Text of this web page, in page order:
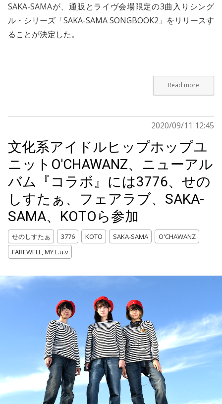
SAKA-SAMAが、通販とライヴ会場限定の3曲入りシング
ル・シリーズ「SAKA-SAMA SONGBOOK2」をリリースす
ることが決定した。
Read more
2020/09/11 12:45
文化系アイドルヒップホップユ
ニットO'CHAWANZ、ニューアル
バム『コラボ』には3776、せの
しすたぁ、フェアラブ、SAKA-
SAMA、KOTOら参加
せのしすたぁ 3776 KOTO SAKA-SAMA
O'CHAWANZ
FAREWELL, MY L.u.v